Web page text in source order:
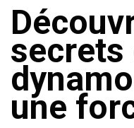
secrets
une